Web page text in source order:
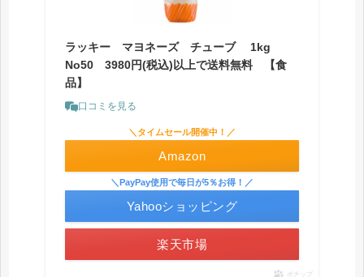
ラッキー マヨネーズ チューブ 1kg
No50 3980円(税込)以上で送料無料 【食
品】
口コミを見る
＼タイムセール開催中！／
Amazon
楽天市場
＼PayPay使用で毎日が5％お得！／
Yahooショッピング
ポチップ